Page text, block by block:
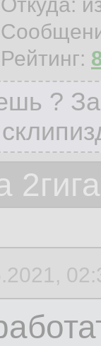
Рейтинг:
?